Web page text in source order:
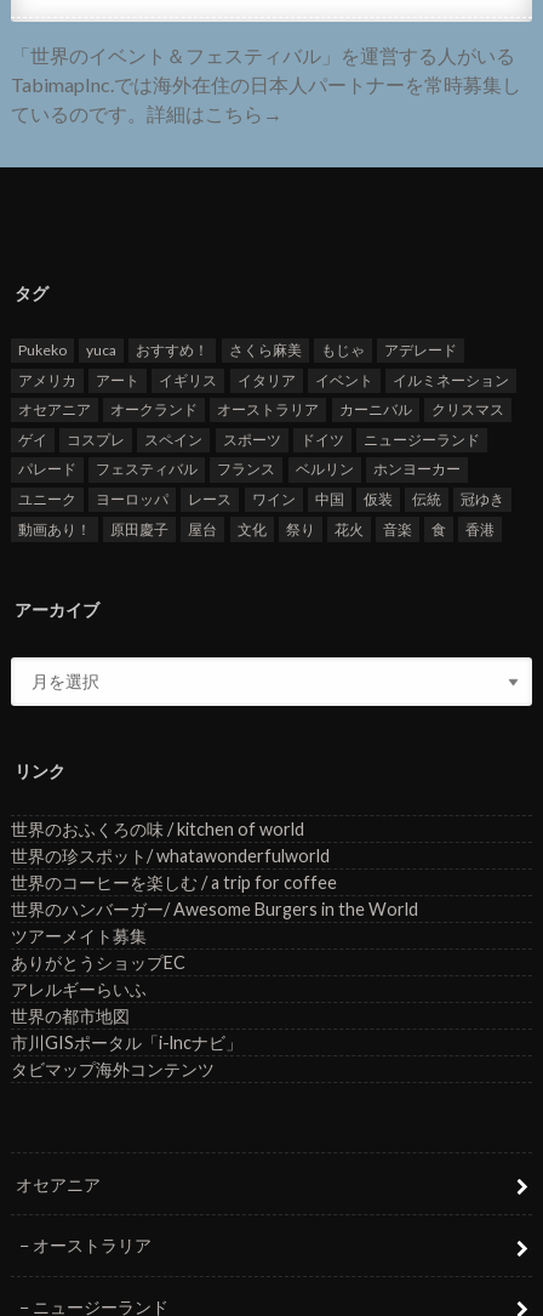
「世界のイベント＆フェスティバル」を運営する人がいる
TabimapInc.では海外在住の日本人パートナーを常時募集し
ているのです。詳細はこちら→
タグ
Pukeko yuca おすすめ！ さくら麻美 もじゃ
アデレード
アメリカ
アート イギリス イタリア イベント
イルミネーション
オセアニア
オークランド オーストラリア カーニバル
クリスマス
ゲイ
コスプレ スペイン スポーツ ドイツ
ニュージーランド
パレード
フェスティバル フランス ベルリン
ホンヨーカー
ユニーク
ヨーロッパ レース ワイン 中国 仮装 伝統
冠ゆき
動画あり！
原田慶子 屋台 文化 祭り 花火 音楽 食 香港
アーカイブ
リンク
世界のおふくろの味 / kitchen of world
世界の珍スポット/ whatawonderfulworld
世界のコーヒーを楽しむ / a trip for coffee
世界のハンバーガー/ Awesome Burgers in the World
ツアーメイト募集
ありがとうショップEC
アレルギーらいふ
世界の都市地図
市川GISポータル「i-lncナビ」
タビマップ海外コンテンツ
オセアニア
オーストラリア
ニュージーランド